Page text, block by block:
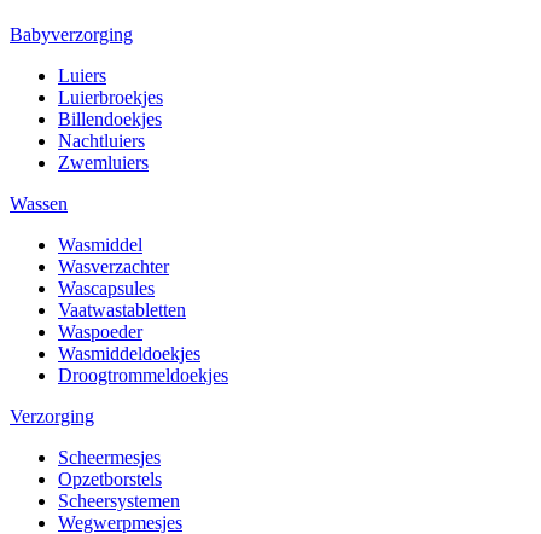
Babyverzorging
Luiers
Luierbroekjes
Billendoekjes
Nachtluiers
Zwemluiers
Wassen
Wasmiddel
Wasverzachter
Wascapsules
Vaatwastabletten
Waspoeder
Wasmiddeldoekjes
Droogtrommeldoekjes
Verzorging
Scheermesjes
Opzetborstels
Scheersystemen
Wegwerpmesjes